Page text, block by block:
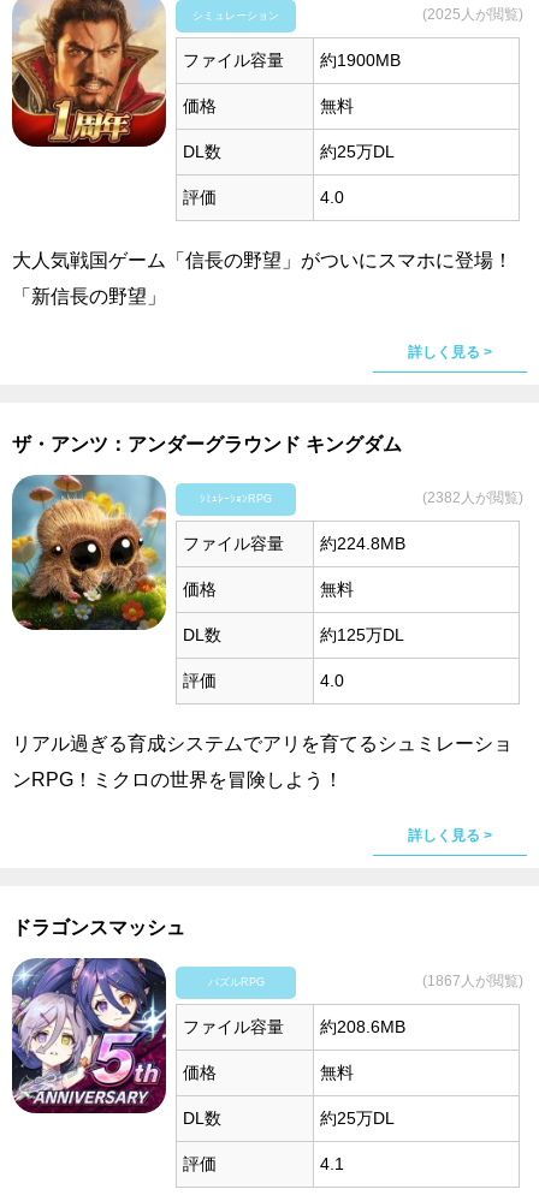
シミュレーション (2025人が閲覧)
ファイル容量 約1900MB
価格 無料
DL数 約25万DL
評価 4.0
大人気戦国ゲーム「信長の野望」がついにスマホに登場！
「新信長の野望」
詳しく見る >
ザ・アンツ：アンダーグラウンド キングダム
ｼﾐｭﾚｰｼｮﾝRPG (2382人が閲覧)
ファイル容量 約224.8MB
価格 無料
DL数 約125万DL
評価 4.0
リアル過ぎる育成システムでアリを育てるシュミレーショ
ンRPG！ミクロの世界を冒険しよう！
詳しく見る >
ドラゴンスマッシュ
パズルRPG (1867人が閲覧)
ファイル容量 約208.6MB
価格 無料
DL数 約25万DL
評価 4.1